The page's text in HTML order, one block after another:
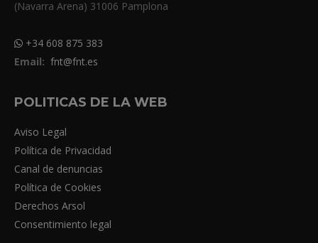
(Navarra Arena) 31006 Pamplona
+34 608 875 383
Email: fnt@fnt.es
POLITICAS DE LA WEB
Aviso Legal
Política de Privacidad
Canal de denuncias
Política de Cookies
Derechos Arsol
Consentimiento legal